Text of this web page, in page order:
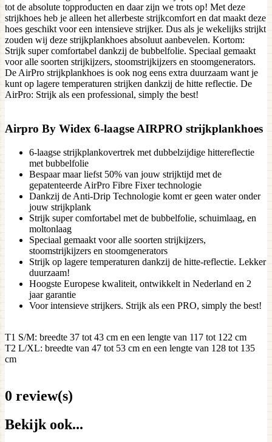
tot de absolute topproducten en daar zijn we trots op! Met deze
strijkhoes heb je alleen het allerbeste strijkcomfort en dat maakt deze
hoes geschikt voor een intensieve strijker. Dus als je wekelijks strijkt
zouden wij deze strijkplankhoes absoluut aanbevelen. Kortom:
Strijk super comfortabel dankzij de bubbelfolie. Speciaal gemaakt
voor alle soorten strijkijzers, stoomstrijkijzers en stoomgenerators.
De AirPro strijkplankhoes is ook nog eens extra duurzaam want je
kunt op lagere temperaturen strijken dankzij de hitte reflectie. De
AirPro: Strijk als een professional, simply the best!
Airpro By Widex 6-laagse AIRPRO strijkplankhoes
6-laagse strijkplankovertrek met dubbelzijdige hittereflectie
met bubbelfolie
Bespaar maar liefst 50% van jouw strijktijd met de
gepatenteerde AirPro Fibre Fixer technologie
Dankzij de Anti-Drip Technologie komt er geen water onder
jouw strijkplank
Strijk super comfortabel met de bubbelfolie, schuimlaag, en
moltonlaag
Speciaal gemaakt voor alle soorten strijkijzers,
stoomstrijkijzers en stoomgenerators
Strijk op lagere temperaturen dankzij de hitte-reflectie. Lekker
duurzaam!
Hoogste Europese kwaliteit, ontwikkelt in Nederland en 2
jaar garantie
Voor intensieve strijkers. Strijk als een PRO, simply the best!
T1 S/M: breedte 37 tot 43 cm en een lengte van 117 tot 122 cm
T2 L/XL: breedte van 47 tot 53 cm en een lengte van 128 tot 135
cm
0 review(s)
Bekijk ook...